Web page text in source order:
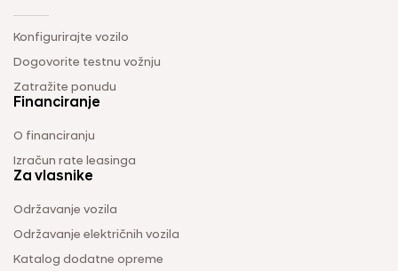
Konfigurirajte vozilo
Dogovorite testnu vožnju
Zatražite ponudu
Financiranje
O financiranju
Izračun rate leasinga
Za vlasnike
Održavanje vozila
Održavanje električnih vozila
Katalog dodatne opreme